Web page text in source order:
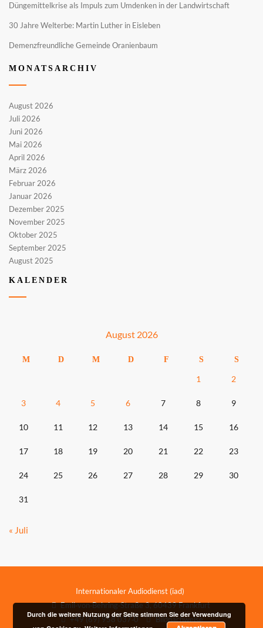
Düngemittelkrise als Impuls zum Umdenken in der Landwirtschaft
30 Jahre Welterbe: Martin Luther in Eisleben
Demenzfreundliche Gemeinde Oranienbaum
MONATSARCHIV
August 2026
Juli 2026
Juni 2026
Mai 2026
April 2026
März 2026
Februar 2026
Januar 2026
Dezember 2025
November 2025
Oktober 2025
September 2025
August 2025
KALENDER
August 2026
M D M D F S S
1 2
3 4 5 6 7 8 9
10 11 12 13 14 15 16
17 18 19 20 21 22 23
24 25 26 27 28 29 30
31
« Juli
Internationaler Audiodienst (iad)
Emil‑von‑Behring‑Straße 3, 60439 Frankfurt
+49 (69) 958 037‑0
Bildnachweise
Durch die weitere Nutzung der Seite stimmen Sie der Verwendung